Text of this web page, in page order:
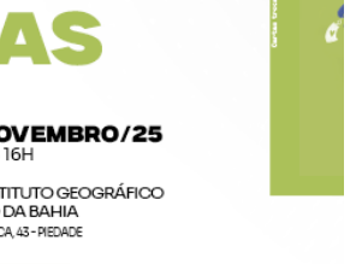
1 min de leitura
e a Culinária Baiana é tema
Maria Radel, dia 26 de